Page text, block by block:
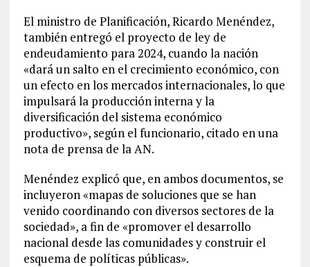
El ministro de Planificación, Ricardo Menéndez,
también entregó el proyecto de ley de
endeudamiento para 2024, cuando la nación
«dará un salto en el crecimiento económico, con
un efecto en los mercados internacionales, lo que
impulsará la producción interna y la
diversificación del sistema económico
productivo», según el funcionario, citado en una
nota de prensa de la AN.
Menéndez explicó que, en ambos documentos, se
incluyeron «mapas de soluciones que se han
venido coordinando con diversos sectores de la
sociedad», a fin de «promover el desarrollo
nacional desde las comunidades y construir el
esquema de políticas públicas».